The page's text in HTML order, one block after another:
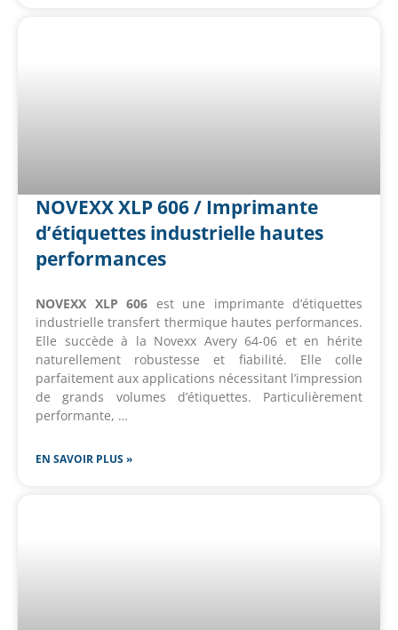
NOVEXX XLP 606 / Imprimante
d’étiquettes industrielle hautes
performances
NOVEXX XLP 606 est une imprimante d’étiquettes
industrielle transfert thermique hautes performances.
Elle succède à la Novexx Avery 64-06 et en hérite
naturellement robustesse et fiabilité. Elle colle
parfaitement aux applications nécessitant l’impression
de grands volumes d’étiquettes. Particulièrement
performante, …
EN SAVOIR PLUS »